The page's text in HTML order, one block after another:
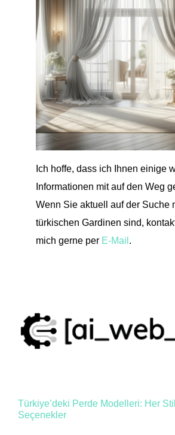
Ich hoffe, dass ich Ihnen einige
Informationen mit auf den Weg
Wenn Sie aktuell auf der Suche
türkischen Gardinen sind,
mich gerne per E-Mail .
Türkiye’deki Perde Modelleri: Her Stil
Seçenekler